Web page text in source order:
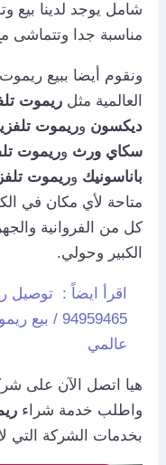
شامل يوجد لدينا بيع
مناسبة جدا وتتماشى
ونقوم أيضا ببيع
العالمية مثلريموت
ديكسون وريموت
سكاي ورث وريموت
باناسونيك وريموت
كل من الفروانية
الكبير وحولي.
اقرأ ايضاً : توصيل
94959465 /
عالمي
هيا اتصل الآن على
واطلب خدمة شراء
بخدمات الشركة التي